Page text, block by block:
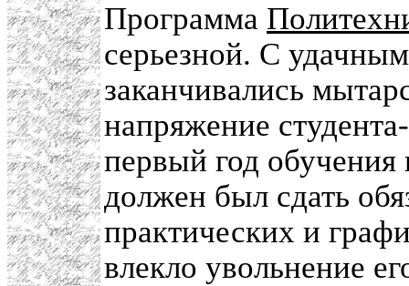
Программа
серьезной. С
заканчивались
напряжение
первый год обучения
должен был сдать
практических и
влекло увольнение